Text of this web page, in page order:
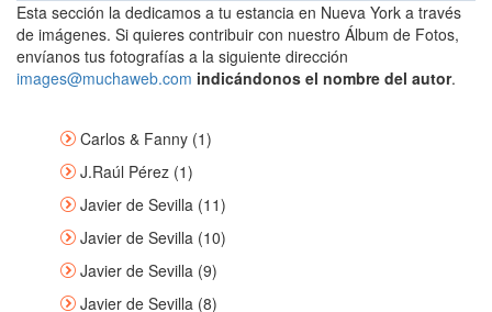
Esta sección la dedicamos a tu estancia en Nueva York a través
de imágenes. Si quieres contribuir con nuestro Álbum de Fotos,
envíanos tus fotografías a la siguiente dirección
images@muchaweb.com indicándonos el nombre del autor.
Carlos & Fanny (1)
J.Raúl Pérez (1)
Javier de Sevilla (11)
Javier de Sevilla (10)
Javier de Sevilla (9)
Javier de Sevilla (8)